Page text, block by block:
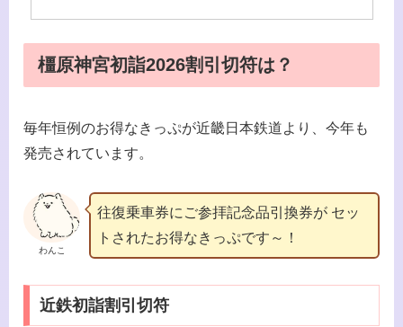
橿原神宮初詣2026割引切符は？
毎年恒例のお得なきっぷが近畿日本鉄道より、今年も
発売されています。
わんこ
往復乗車券にご参拝記念品引換券が セッ
トされたお得なきっぷです～！
近鉄初詣割引切符